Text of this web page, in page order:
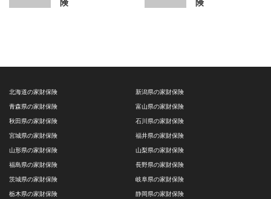
険
険
北海道の家財保険
青森県の家財保険
秋田県の家財保険
宮城県の家財保険
山形県の家財保険
福島県の家財保険
茨城県の家財保険
栃木県の家財保険
新潟県の家財保険
富山県の家財保険
石川県の家財保険
福井県の家財保険
山梨県の家財保険
長野県の家財保険
岐阜県の家財保険
静岡県の家財保険